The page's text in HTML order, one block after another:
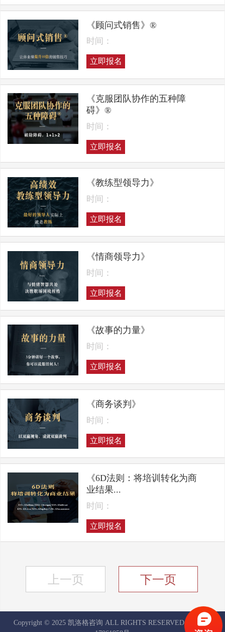
《顾问式销售》®
时间：
立即报名
《克服团队协作的五种障
碍》®
时间：
立即报名
《教练型领导力》
时间：
立即报名
《情商领导力》
时间：
立即报名
《故事的力量》
时间：
立即报名
《商务谈判》
时间：
立即报名
《6D法则：将培训转化为商
业结果...
时间：
立即报名
上一页 下一页
Copyright © 2025 凯洛格咨询 ALL RIGHTS RESERVED
京ICP备